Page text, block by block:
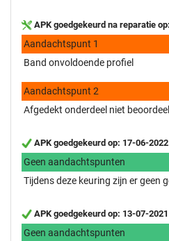
APK goedgekeurd na reparatie
Aandachtspunt 1
Band onvoldoende profiel
Aandachtspunt 2
Afgedekt onderdeel niet
APK goedgekeurd op: 17-06-
Geen aandachtspunten
Tijdens deze keuring zijn er geen
APK goedgekeurd op: 13-07-
Geen aandachtspunten